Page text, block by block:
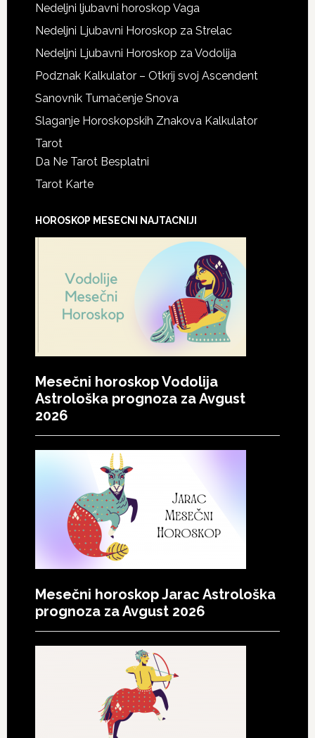
Nedeljni ljubavni horoskop Vaga
Nedeljni Ljubavni Horoskop za Strelac
Nedeljni Ljubavni Horoskop za Vodolija
Podznak Kalkulator – Otkrij svoj Ascendent
Sanovnik Tumačenje Snova
Slaganje Horoskopskih Znakova Kalkulator
Tarot
Da Ne Tarot Besplatni
Tarot Karte
HOROSKOP MESECNI NAJTACNIJI
Mesečni horoskop Vodolija
Astrološka prognoza za Avgust
2026
Mesečni horoskop Jarac Astrološka
prognoza za Avgust 2026